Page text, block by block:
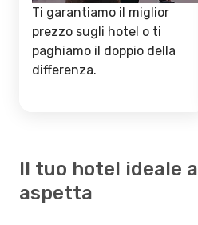
Ti garantiamo il miglior
prezzo sugli hotel o ti
paghiamo il doppio della
differenza.
Il tuo hotel ideale
aspetta